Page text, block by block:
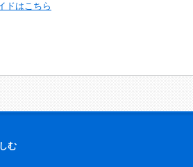
ドはこちら
む